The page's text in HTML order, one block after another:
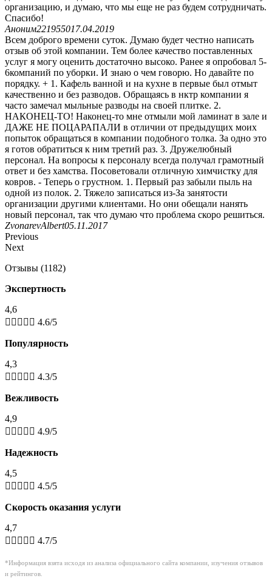
организацию, и думаю, что мы еще не раз будем сотрудничать.
Спасибо!
Аноним221955017.04.2019
Всем доброго времени суток. Думаю будет честно написать
отзыв об этой компании. Тем более качество поставленных
услуг я могу оценить достаточно высоко. Ранее я опробовал 5-
6компаний по уборки. И знаю о чем говорю. Но давайте по
порядку. + 1. Кафель ванной и на кухне в первые был отмыт
качественно и без разводов. Обращаясь в нктр компании я
часто замечал мыльные разводы на своей плитке. 2.
НАКОНЕЦ-ТО! Наконец-то мне отмыли мой ламинат в зале и
ДАЖЕ НЕ ПОЦАРАПАЛИ в отличии от предыдущих моих
попыток обращаться в компании подобного толка. За одно это
я готов обратиться к ним третий раз. 3. Дружелюбный
персонал. На вопросы к персоналу всегда получал грамотный
ответ и без хамства. Посоветовали отличную химчистку для
ковров. - Теперь о грустном. 1. Первый раз забыли пыль на
одной из полок. 2. Тяжело записаться из-За занятости
организации другими клиентами. Но они обещали нанять
новый персонал, так что думаю что проблема скоро решиться.
ZvonarevAlbert05.11.2017
Previous
Next
Отзывы (1182)
Экспертность
4,6
     4.6/5
Популярность
4,3
     4.3/5
Вежливость
4,9
     4.9/5
Надежность
4,5
     4.5/5
Скорость оказания услуги
4,7
     4.7/5
*Информация взята исходя из анализа официального сайта компании, изучения отзывов
и рейтингов.